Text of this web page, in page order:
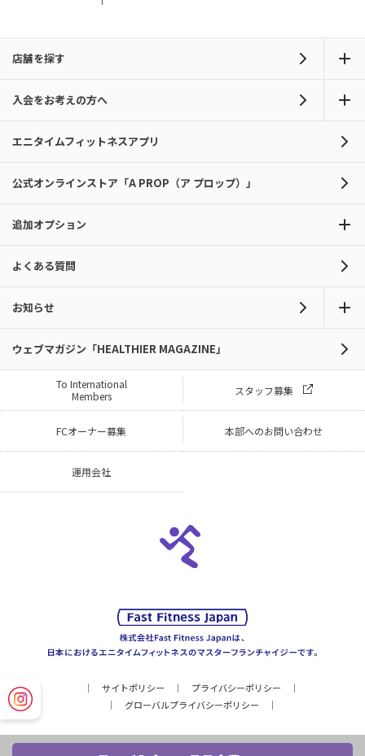
店舗を探す
入会をお考えの方へ
エニタイムフィットネスアプリ
公式オンラインストア「A PROP（ア プロップ）」
追加オプション
よくある質問
お知らせ
ウェブマガジン「HEALTHIER MAGAZINE」
To International
Members
スタッフ募集
FCオーナー募集 本部へのお問い合わせ
運用会社
サイトポリシー
プライバシーポリシー
グローバルプライバシーポリシー